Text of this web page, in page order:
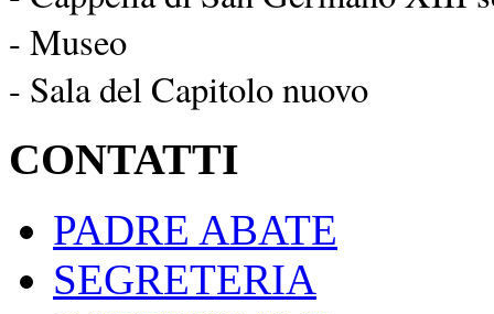
- Museo
- Sala del Capitolo nuovo
CONTATTI
PADRE ABATE
SEGRETERIA